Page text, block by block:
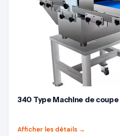
340 Type Machine de
Afficher les détails →